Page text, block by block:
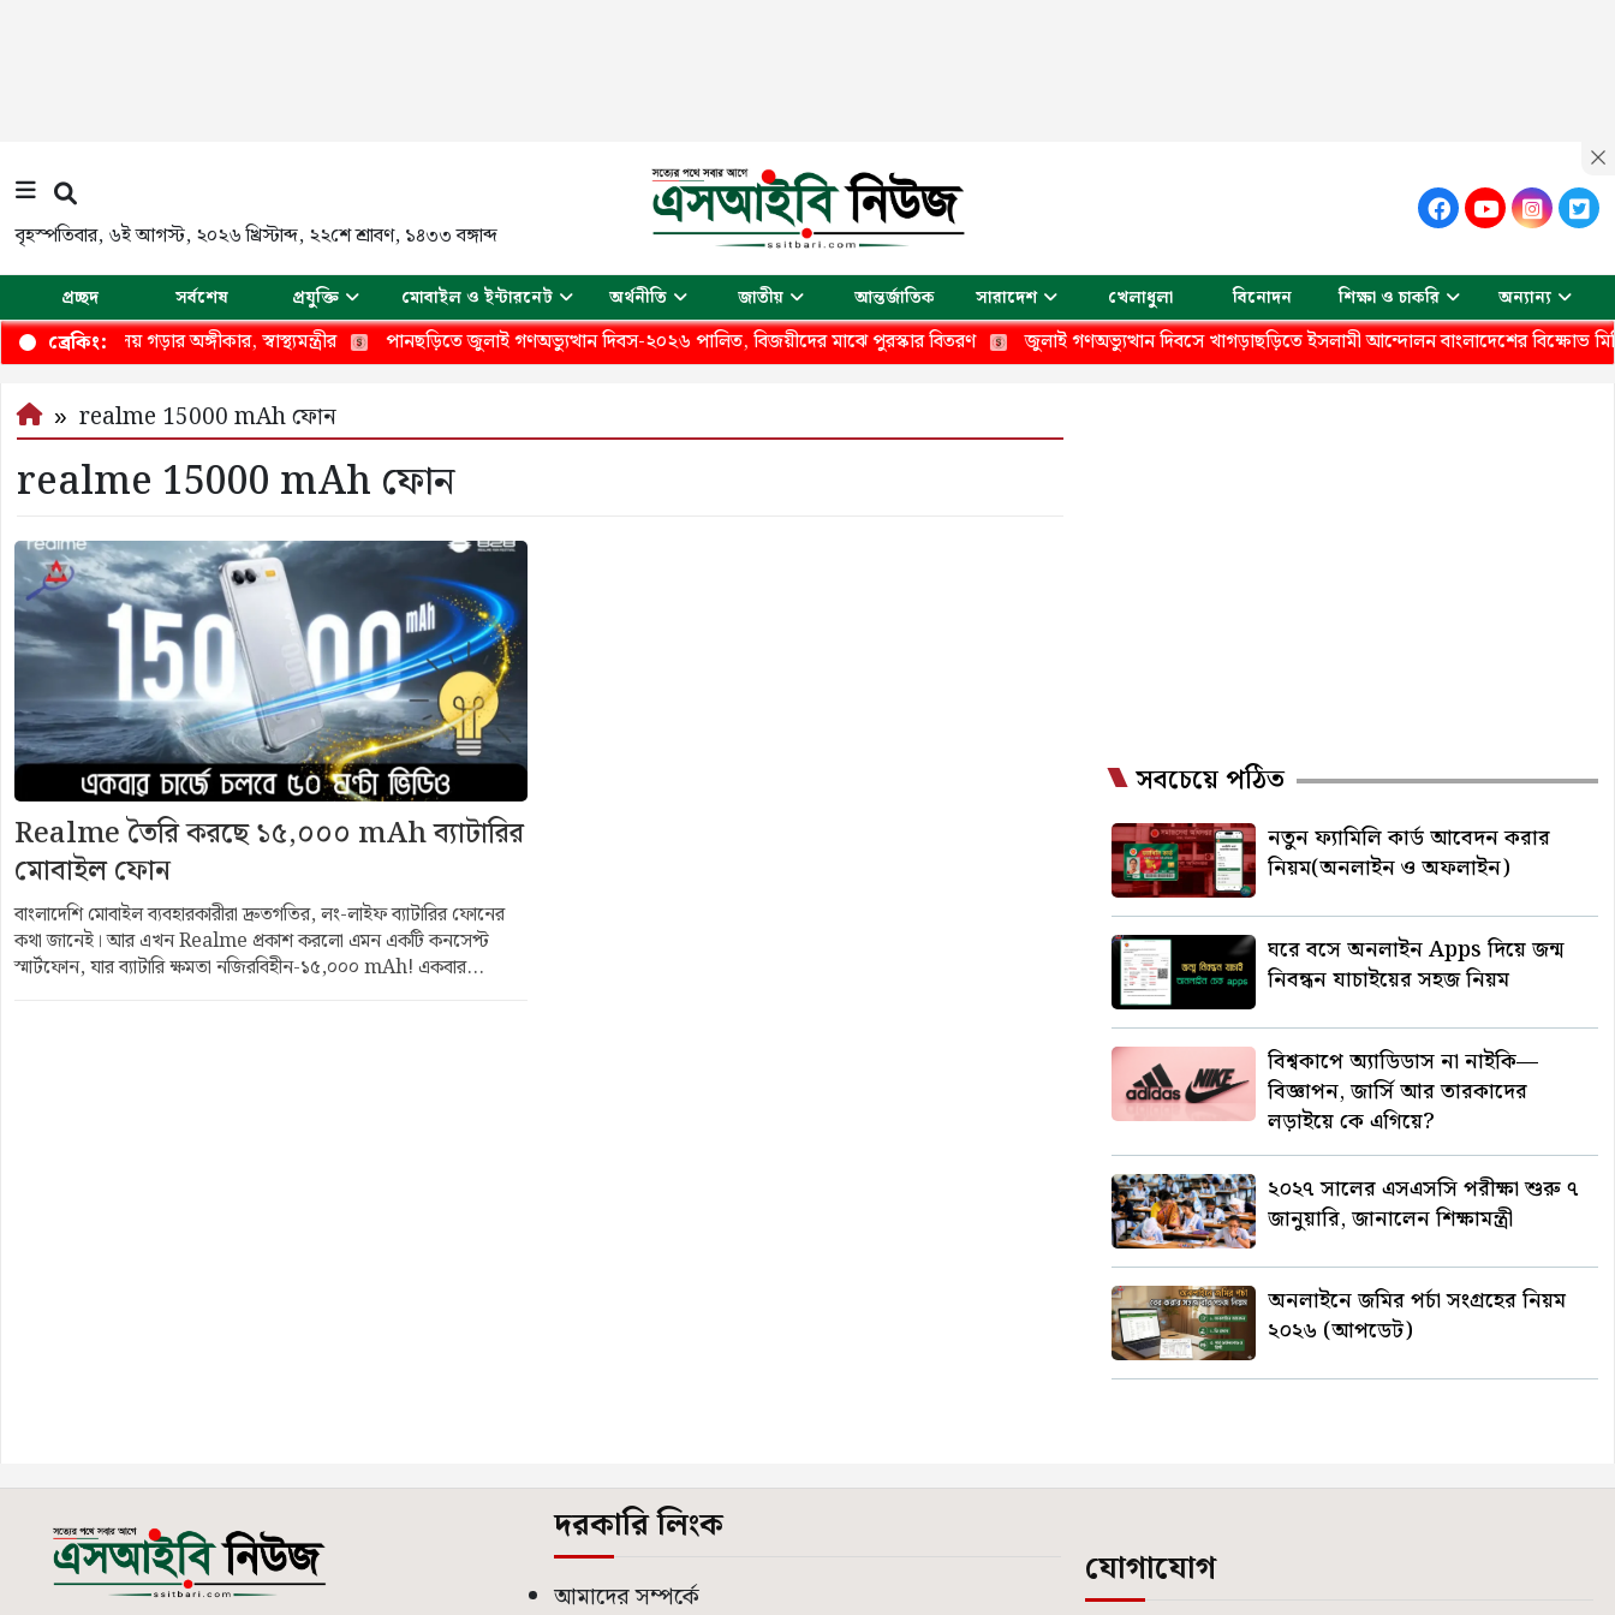
বৃহস্পতিবার,৬ই আগস্ট, ২০২৬ খ্রিস্টাব্দ,২২শে শ্রাবণ, ১৪৩৩ বঙ্গাব্দ
প্রচ্ছদ সর্বশেষ প্রযুক্তি মোবাইল ও ইন্টারনেট অর্থনীতি জাতীয় আন্তর্জাতিক সারাদেশ খেলাধুলা বিনোদন শিক্ষা ও চাকরি অন্যান্য
ব্রেকিং:
মন্ত্রণালয় গড়ার অঙ্গীকার, স্বাস্থ্যমন্ত্রীর পানছড়িতে জুলাই গণঅভ্যুত্থান দিবস-২০২৬ পালিত, বিজয়ীদের মাঝে পুরস্কার বিতরণ জুলাই গণঅভ্যুত্থান দিবসে খাগড়াছড়িতে ইসলামী আন্দোলন বাংলাদেশের বিক্ষোভ মিছিল
realme 15000 mAh ফোন
realme 15000 mAh ফোন
Realme তৈরি করছে ১৫,০০০ mAh ব্যাটারির
মোবাইল ফোন
বাংলাদেশি মোবাইল ব্যবহারকারীরা দ্রুতগতির, লং-লাইফ ব্যাটারির ফোনের
কথা জানেই। আর এখন Realme প্রকাশ করলো এমন একটি কনসেপ্ট
স্মার্টফোন, যার ব্যাটারি ক্ষমতা নজিরবিহীন-১৫,০০০ mAh! একবার...
সবচেয়ে পঠিত
নতুন ফ্যামিলি কার্ড আবেদন করার
নিয়ম(অনলাইন ও অফলাইন)
ঘরে বসে অনলাইন Apps দিয়ে জন্ম
নিবন্ধন যাচাইয়ের সহজ নিয়ম
বিশ্বকাপে অ্যাডিডাস না নাইকি—
বিজ্ঞাপন, জার্সি আর তারকাদের
লড়াইয়ে কে এগিয়ে?
২০২৭ সালের এসএসসি পরীক্ষা শুরু ৭
জানুয়ারি, জানালেন শিক্ষামন্ত্রী
অনলাইনে জমির পর্চা সংগ্রহের নিয়ম
২০২৬ (আপডেট)
দরকারি লিংক
আমাদের সম্পর্কে
যোগাযোগ